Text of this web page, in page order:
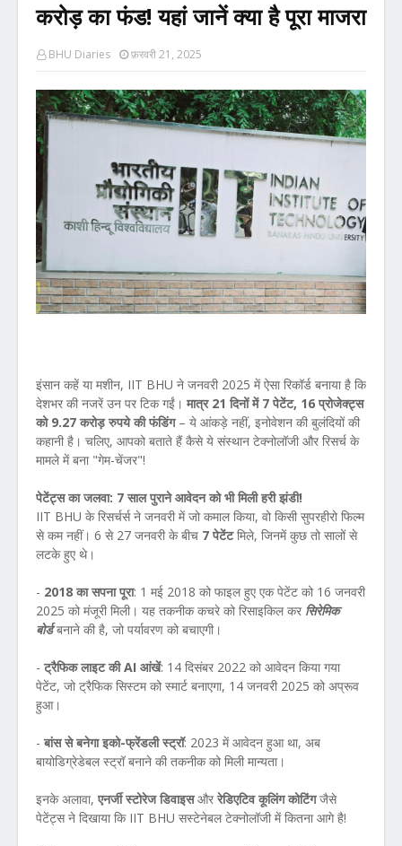
करोड़ का फंड! यहां जानें क्या है पूरा माजरा
BHU Diaries फ़रवरी 21, 2025
इंसान कहें या मशीन, IIT BHU ने जनवरी 2025 में ऐसा रिकॉर्ड बनाया है कि
देशभर की नजरें उन पर टिक गईं। मात्र 21 दिनों में 7 पेटेंट, 16 प्रोजेक्ट्स
को 9.27 करोड़ रुपये की फंडिंग– ये आंकड़े नहीं, इनोवेशन की बुलंदियों की
कहानी है। चलिए, आपको बताते हैं कैसे ये संस्थान टेक्नोलॉजी और रिसर्च के
मामले में बना "गेम-चेंजर"!
पेटेंट्स का जलवा: 7 साल पुराने आवेदन को भी मिली हरी झंडी!
IIT BHU के रिसर्चर्स ने जनवरी में जो कमाल किया, वो किसी सुपरहीरो फिल्म
से कम नहीं। 6 से 27 जनवरी के बीच 7 पेटेंटमिले, जिनमें कुछ तो सालों से
लटके हुए थे।
- 2018 का सपना पूरा: 1 मई 2018 को फाइल हुए एक पेटेंट को 16 जनवरी
2025 को मंजूरी मिली। यह तकनीक कचरे को रिसाइकिल कर सिरेमिक
बोर्डबनाने की है, जो पर्यावरण को बचाएगी।
- ट्रैफिक लाइट की AI आंखें: 14 दिसंबर 2022 को आवेदन किया गया
पेटेंट, जो ट्रैफिक सिस्टम को स्मार्ट बनाएगा, 14 जनवरी 2025 को अप्रूव
हुआ।
- बांस से बनेगा इको-फ्रेंडली स्ट्रॉ: 2023 में आवेदन हुआ था, अब
बायोडिग्रेडेबल स्ट्रॉ बनाने की तकनीक को मिली मान्यता।
इनके अलावा, एनर्जी स्टोरेज डिवाइसऔर रेडिएटिव कूलिंग कोटिंगजैसे
पेटेंट्स ने दिखाया कि IIT BHU सस्टेनेबल टेक्नोलॉजी में कितना आगे है!